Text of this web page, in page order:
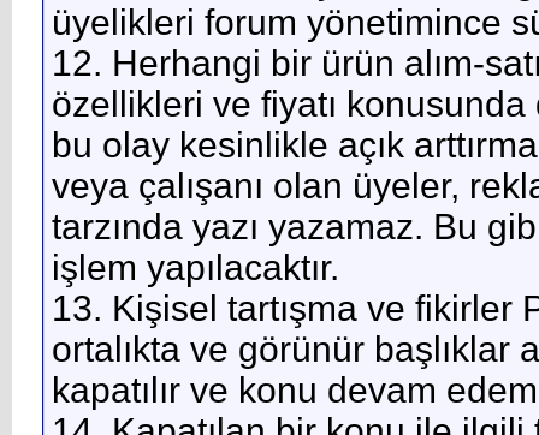
üyelikleri forum yönetimince
12. Herhangi bir ürün alım-
özellikleri ve fiyatı konusunda
bu olay kesinlikle açık
veya çalışanı olan üyeler,
tarzında yazı yazamaz. Bu
işlem yapılacaktır.
13. Kişisel tartışma ve fikirler
ortalıkta ve görünür başlıklar
kapatılır ve konu devam